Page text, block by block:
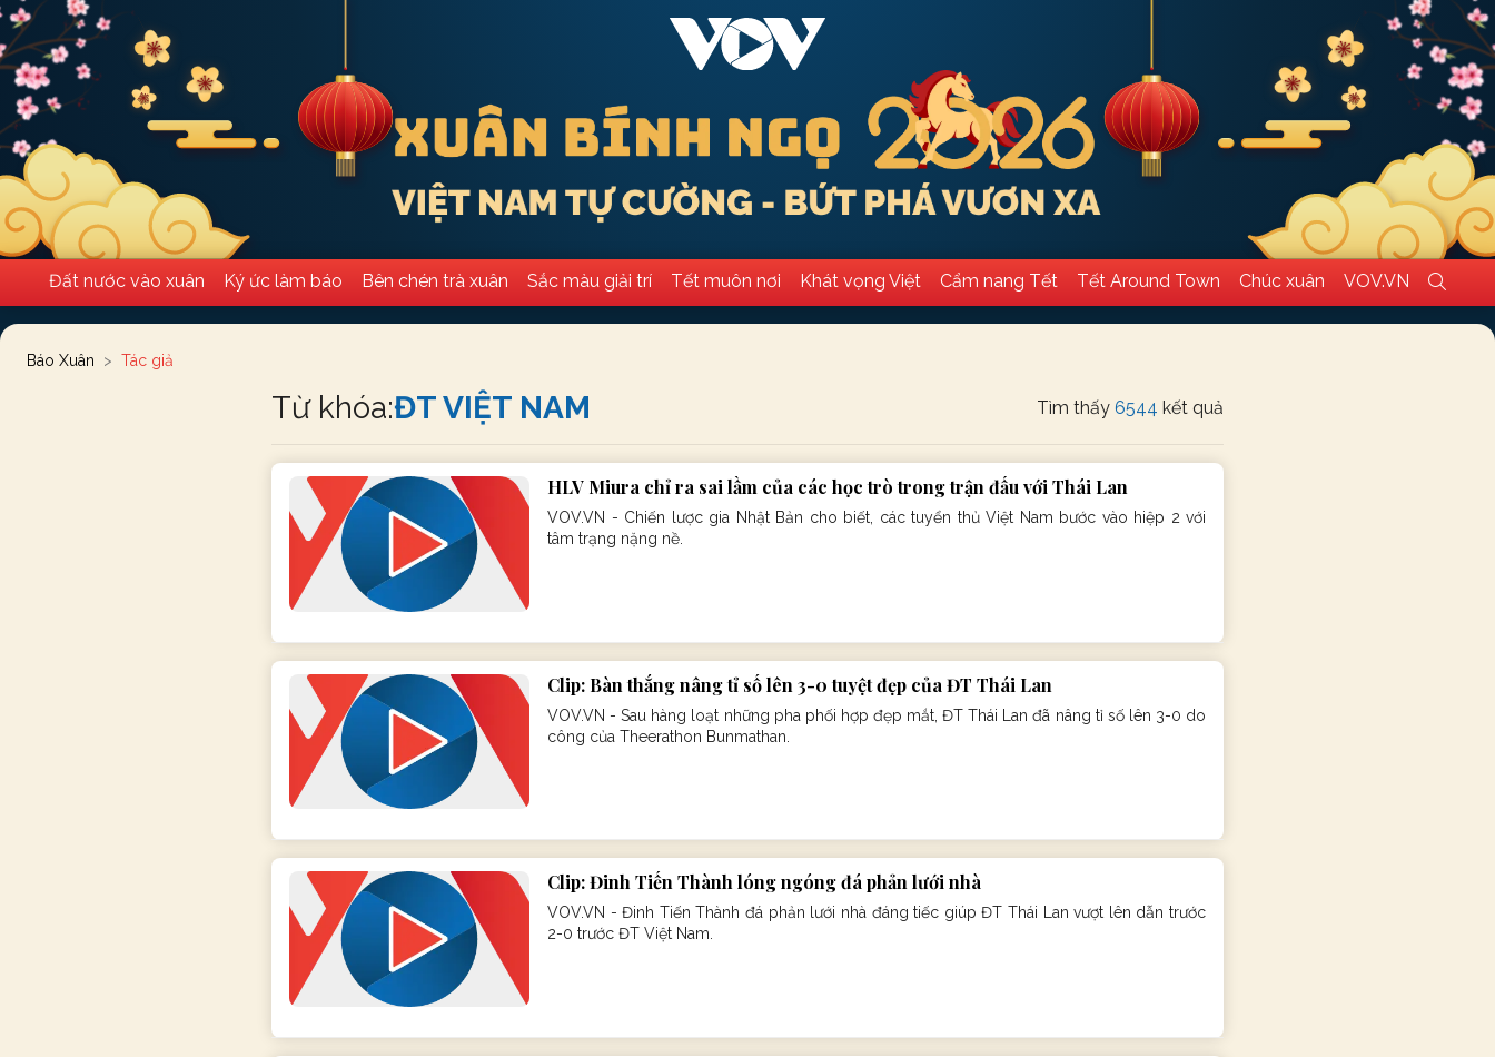
Đất nước vào xuân Ký ức làm báo Bên chén trà xuân Sắc màu giải trí Tết muôn nơi Khát vọng Việt Cẩm nang Tết Tết Around Town Chúc xuân VOV.VN
Báo Xuân Tác giả
Từ khóa:ĐT VIỆT NAM Tìm thấy 6544 kết quả
HLV Miura chỉ ra sai lầm của các học trò trong trận đấu với Thái Lan
VOV.VN - Chiến lược gia Nhật Bản cho biết, các tuyển thủ Việt Nam bước vào hiệp 2 với
tâm trạng nặng nề.
Clip: Bàn thắng nâng tỉ số lên 3-0 tuyệt đẹp của ĐT Thái Lan
VOV.VN - Sau hàng loạt những pha phối hợp đẹp mắt, ĐT Thái Lan đã nâng tỉ số lên 3-0 do
công của Theerathon Bunmathan.
Clip: Đinh Tiến Thành lóng ngóng đá phản lưới nhà
VOV.VN - Đinh Tiến Thành đá phản lưới nhà đáng tiếc giúp ĐT Thái Lan vượt lên dẫn trước
2-0 trước ĐT Việt Nam.